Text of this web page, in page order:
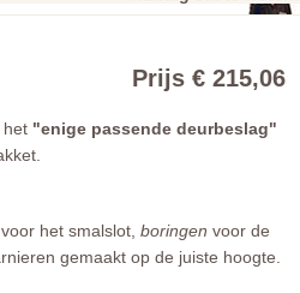
Prijs € 215,06
het "enige passende deurbeslag"
voor het smalslot, boringen voor de
gemaakt op de juiste hoogte.